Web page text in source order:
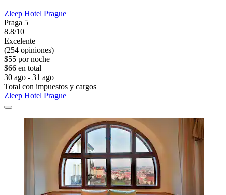
Zleep Hotel Prague
Praga 5
8.8/10
Excelente
(254 opiniones)
$55 por noche
$66 en total
30 ago - 31 ago
Total con impuestos y cargos
Zleep Hotel Prague